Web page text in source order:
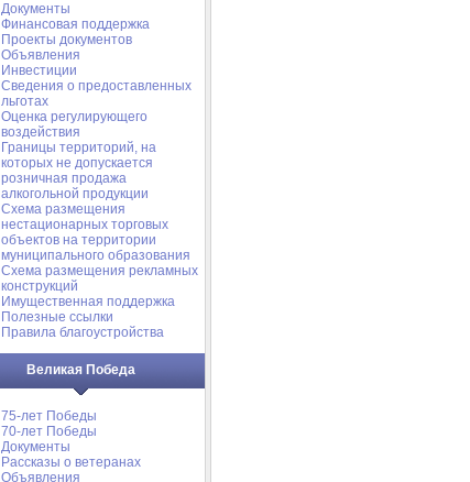
Документы
Финансовая поддержка
Проекты документов
Объявления
Инвестиции
Сведения о предоставленных
льготах
Оценка регулирующего
воздействия
Границы территорий, на
которых не допускается
розничная продажа
алкогольной продукции
Схема размещения
нестационарных торговых
объектов на территории
муниципального образования
Схема размещения рекламных
конструкций
Имущественная поддержка
Полезные ссылки
Правила благоустройства
Великая Победа
75-лет Победы
70-лет Победы
Документы
Рассказы о ветеранах
Объявления